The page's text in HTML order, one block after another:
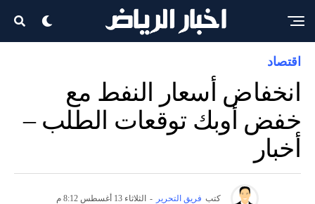
اقتصاد
انخفاض أسعار النفط مع
خفض أوبك توقعات الطلب –
أخبار
كتب فريق التحرير - الثلاثاء 13 أغسطس 8:12 م